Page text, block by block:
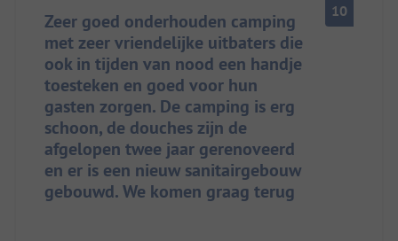
Zeer goed onderhouden camping
met zeer vriendelijke uitbaters die
ook in tijden van nood een handje
toesteken en goed voor hun
gasten zorgen. De camping is erg
schoon, de douches zijn de
afgelopen twee jaar gerenoveerd
en er is een nieuw sanitairgebouw
gebouwd. We komen graag terug
10